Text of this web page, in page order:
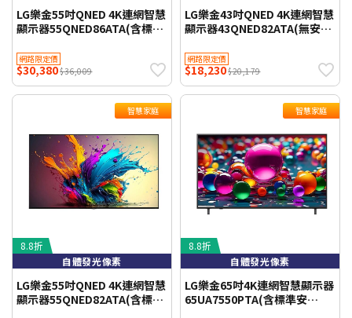
LG樂金55吋QNED 4K連網智慧
顯示器55QNED86ATA(含標準
網路限定價
$30,380$36,009
LG樂金43吋QNED 4K連網智慧
顯示器43QNED82ATA(無安裝
網路限定價
$18,230$20,179
8.8折
智慧家庭
自體發光像素
LG樂金55吋QNED 4K連網智慧
顯示器55QNED82ATA(含標準
8.8折
智慧家庭
自體發光像素
LG樂金65吋4K連網智慧顯示器
65UA7550PTA(含標準安